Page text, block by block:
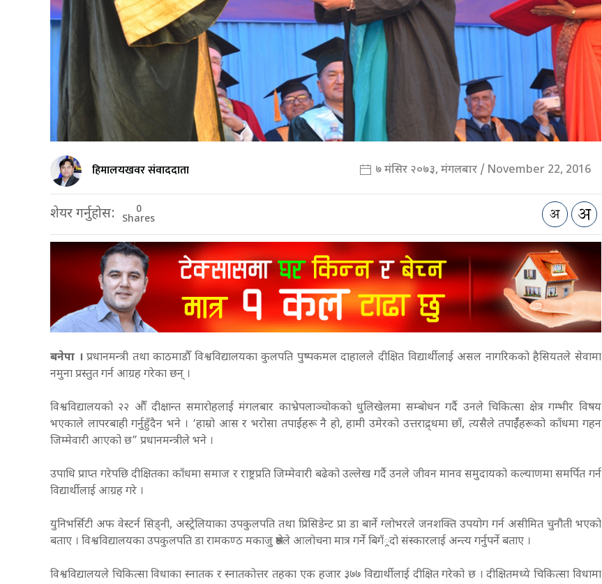
हिमालयखवर संवाददाता ७ मंसिर २०७३, मंगलबार / November 22, 2016
शेयर गर्नुहोस: 0
Shares
बनेपा ।प्रधानमन्त्री तथा काठमाडौँ विश्वविद्यालयका कुलपति पुष्पकमल दाहालले दीक्षित विद्यार्थीलाई असल नागरिकको हैसियतले सेवामा
नमुना प्रस्तुत गर्न आग्रह गरेका छन् ।
विश्वविद्यालयको २२ औँं दीक्षान्त समारोहलाई मंगलबार काभ्रेपलाञ्चोकको धुलिखेलमा सम्बोधन गर्दै उनले चिकित्सा क्षेत्र गम्भीर विषय
भएकाले लापरबाही गर्नुहुँदैन भने । ‘हाम्रो आस र भरोसा तपाईंहरू नै हो, हामी उमेरको उत्तराद्र्धमा छाँ, त्यसैले तपाईँहरूको काँधमा गहन
जिम्मेवारी आएको छ” प्रधानमन्त्रीले भने ।
उपाधि प्राप्त गरेपछि दीक्षितका काँधमा समाज र राष्ट्रप्रति जिम्मेवारी बढेको उल्लेख गर्दै उनले जीवन मानव समुदायको कल्याणमा समर्पित गर्न
विद्यार्थीलाई आग्रह गरे ।
युनिभर्सिटी अफ वेस्टर्न सिड्नी, अस्ट्रेलियाका उपकुलपति तथा प्रिसिडेन्ट प्रा डा बार्ने ग्लोभरले जनशक्ति उपयोग गर्न असीमित चुनौती भएको
बताए । विश्वविद्यालयका उपकुलपति डा रामकण्ठ मकाजु श्रेष्ठले आलोचना मात्र गर्ने बिगँ्रदो संस्कारलाई अन्त्य गर्नुपर्ने बताए ।
विश्वविद्यालयले चिकित्सा विधाका स्नातक र स्नातकोत्तर तहका एक हजार ३७७ विद्यार्थीलाई दीक्षित गरेको छ । दीक्षितमध्ये चिकित्सा विधामा